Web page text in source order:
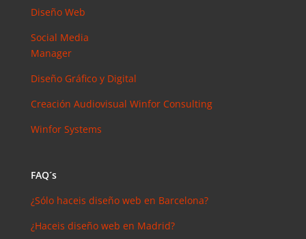
arios
reciente
Joal
SEMrush:
sirve?
en
SEO: Tipos
Diseño Web
Social Media
Manager
Diseño Gráfico y Digital
Creación Audiovisual Winfor Consulting
Winfor Systems
FAQ´s
¿Sólo haceis diseño web en Barcelona?
¿Haceis diseño web en Madrid?